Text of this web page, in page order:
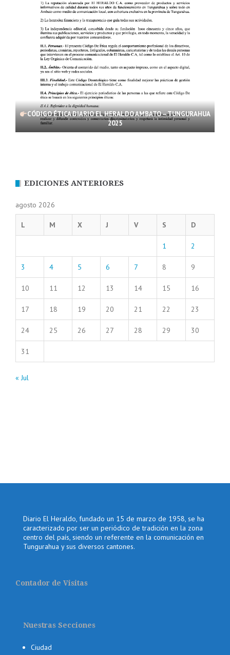
CÓDIGO ÉTICA DIARIO EL HERALDO AMBATO – TUNGURAHUA
2025
EDICIONES ANTERIORES
agosto 2026
L M X J V S D
1 2
3 4 5 6 7 8 9
10 11 12 13 14 15 16
17 18 19 20 21 22 23
24 25 26 27 28 29 30
31
« Jul
Diario El Heraldo, fundado un 15 de marzo de 1958, se ha
caracterizado por ser un periódico de tradición en la zona
centro del país, siendo un referente en la comunicación en
Tungurahua y sus diversos cantones.
Contador de Visitas
Nuestras Secciones
Ciudad